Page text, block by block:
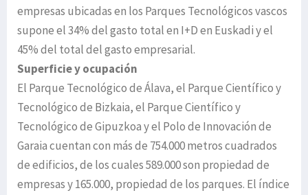
empresas ubicadas en los Parques Tecnológicos vascos
supone el 34% del gasto total en I+D en Euskadi y el
45% del total del gasto empresarial.
Superficie y ocupación
El Parque Tecnológico de Álava, el Parque Científico y
Tecnológico de Bizkaia, el Parque Científico y
Tecnológico de Gipuzkoa y el Polo de Innovación de
Garaia cuentan con más de 754.000 metros cuadrados
de edificios, de los cuales 589.000 son propiedad de
empresas y 165.000, propiedad de los parques. El índice